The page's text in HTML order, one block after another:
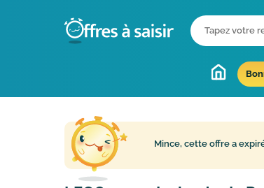
Mince, cette offre a